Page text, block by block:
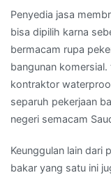
Penyedia jasa
bisa dipilih karna
bermacam rupa
bangunan
kontraktor
separuh pekerjaan
negeri semacam
Keunggulan lain dari
bakar yang satu ini